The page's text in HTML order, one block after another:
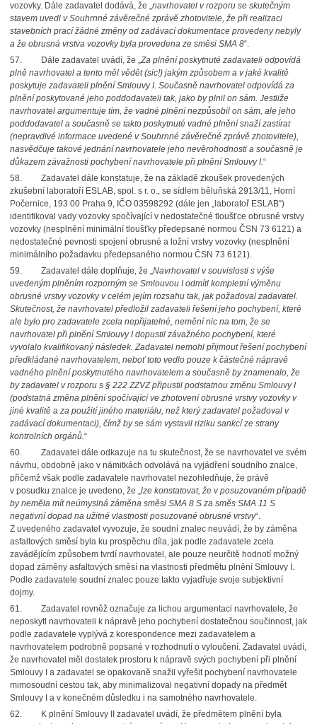
vozovky. Dále zadavatel dodává, že „navrhovatel v rozporu se skutečným
stavem uvedl v Souhrnné závěrečné zprávě zhotovitele, že při realizaci
stavebních prací žádné změny od zadávací dokumentace provedeny nebyly
a že obrusná vrstva vozovky byla provedena ze směsi SMA 8“.
57.
Dále zadavatel uvádí, že „Za plnění poskytnuté zadavateli odpovídá
plně navrhovatel a tento měl vědět (sic!) jakým způsobem a v jaké kvalitě
poskytuje zadavateli plnění Smlouvy I. Současně navrhovatel odpovídá za
plnění poskytované jeho poddodavateli tak, jako by plnil on sám. Jestliže
navrhovatel argumentuje tím, že vadné plnění nezpůsobil on sám, ale jeho
poddodavatel a současně se takto poskytnuté vadné plnění snaží zastírat
(nepravdivé informace uvedené v Souhrnné závěrečné zprávě zhotovitele),
nasvědčuje takové jednání navrhovatele jeho nevěrohodnosti a současně je
důkazem závažnosti pochybení navrhovatele při plnění Smlouvy I.“
58.
Zadavatel dále konstatuje, že na základě zkoušek provedených
zkušební laboratoří ESLAB, spol. s r. o., se sídlem běluňská 2913/11, Horní
Počernice, 193 00 Praha 9, IČO 03598292 (dále jen „laboratoř ESLAB“)
identifikoval vady vozovky spočívající v nedostatečné tloušťce obrusné vrstvy
vozovky (nesplnění minimální tloušťky předepsané normou ČSN 73 6121) a
nedostatečné pevnosti spojení obrusné a ložní vrstvy vozovky (nesplnění
minimálního požadavku předepsaného normou ČSN 73 6121).
59.
Zadavatel dále doplňuje, že „Navrhovatel v souvislosti s výše
uvedeným plněním rozporným se Smlouvou I odmítl kompletní výměnu
obrusné vrstvy vozovky v celém jejím rozsahu tak, jak požadoval zadavatel.
Skutečnost, že navrhovatel předložil zadavateli řešení jeho pochybení, které
ale bylo pro zadavatele zcela nepřijatelné, nemění nic na tom, že se
navrhovatel při plnění Smlouvy I dopustil závažného pochybení, které
vyvolalo kvalifikovaný následek. Zadavatel nemohl přijmout řešení pochybení
předkládané navrhovatelem, neboť toto vedlo pouze k částečné nápravě
vadného plnění poskytnutého navrhovatelem a současně by znamenalo, že
by zadavatel v rozporu s § 222 ZZVZ připustil podstatnou změnu Smlouvy I
(podstatná změna plnění spočívající ve zhotovení obrusné vrstvy vozovky v
jiné kvalitě a za použití jiného materiálu, než který zadavatel požadoval v
zadávací dokumentaci), čímž by se sám vystavil riziku sankcí ze strany
kontrolních orgánů.“
60.
Zadavatel dále odkazuje na tu skutečnost, že se navrhovatel ve svém
návrhu, obdobně jako v námitkách odvolává na vyjádření soudního znalce,
přičemž však podle zadavatele navrhovatel nezohledňuje, že právě
v posudku znalce je uvedeno, že „lze konstatovat, že v posuzovaném případě
by neměla mít neúmyslná záměna směsi SMA 8 S za směs SMA 11 S
negativní dopad na užitné vlastnosti posuzované obrusné vrstvy“.
Z uvedeného zadavatel vyvozuje, že soudní znalec neuvádí, že by záměna
asfaltových směsí byla ku prospěchu díla, jak podle zadavatele zcela
zavádějícím způsobem tvrdí navrhovatel, ale pouze neurčitě hodnotí možný
dopad záměny asfaltových směsí na vlastnosti předmětu plnění Smlouvy I.
Podle zadavatele soudní znalec pouze takto vyjadřuje svoje subjektivní
dojmy.
61.
Zadavatel rovněž označuje za lichou argumentaci navrhovatele, že
neposkytl navrhovateli k nápravě jeho pochybení dostatečnou součinnost, jak
podle zadavatele vyplývá z korespondence mezi zadavatelem a
navrhovatelem podrobně popsané v rozhodnutí o vyloučení. Zadavatel uvádí,
že navrhovatel měl dostatek prostoru k nápravě svých pochybení při plnění
Smlouvy I a zadavatel se opakovaně snažil vyřešit pochybení navrhovatele
mimosoudní cestou tak, aby minimalizoval negativní dopady na předmět
Smlouvy I a v konečném důsledku i na samotného navrhovatele.
62.
K plnění Smlouvy II zadavatel uvádí, že předmětem plnění byla